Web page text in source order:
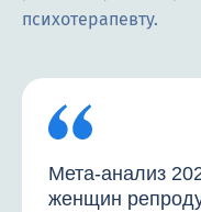
психотерапевту.
Мета-анализ
женщин